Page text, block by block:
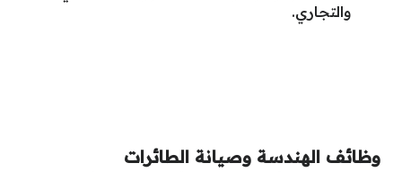
والتجاري.
وظائف الهندسة وصيانة الطائرات